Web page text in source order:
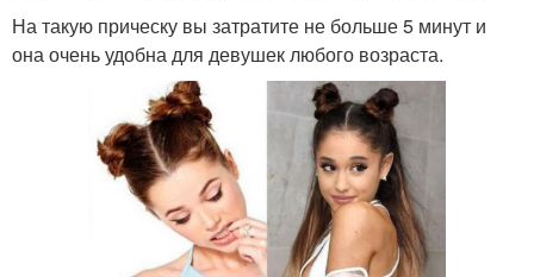
На такую прическу вы затратите не больше 5 минут и
она очень удобна для девушек любого возраста.